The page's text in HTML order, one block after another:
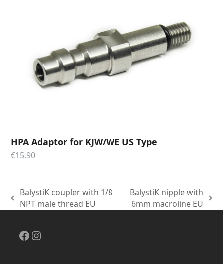
HPA Adaptor for KJW/WE US Type
€15.90
previous
BalystiK coupler with 1/8
NPT male thread EU
next
BalystiK nipple with
6mm macroline EU
Facebook
Instagram